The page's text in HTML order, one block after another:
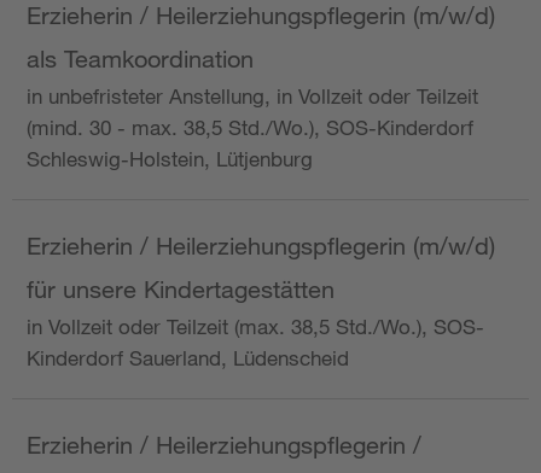
Erzieherin / Heilerziehungspflegerin (m/w/d)
als Teamkoordination
in unbefristeter Anstellung, in Vollzeit oder Teilzeit
(mind. 30 - max. 38,5 Std./Wo.), SOS-Kinderdorf
Schleswig-Holstein, Lütjenburg
Erzieherin / Heilerziehungspflegerin (m/w/d)
für unsere Kindertagestätten
in Vollzeit oder Teilzeit (max. 38,5 Std./Wo.), SOS-
Kinderdorf Sauerland, Lüdenscheid
Erzieherin / Heilerziehungspflegerin /